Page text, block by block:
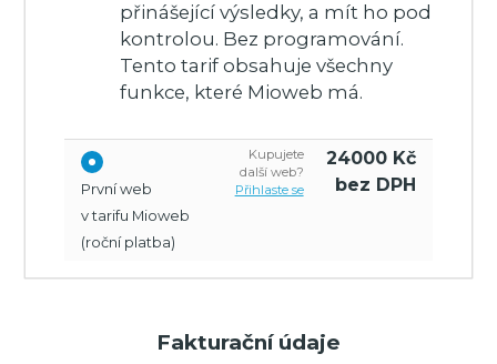
přinášející výsledky, a mít ho pod
kontrolou. Bez programování.
Tento tarif obsahuje všechny
funkce, které Mioweb má.
První web
v tarifu Mioweb
(roční platba)
Kupujete
další web?
Přihlaste se
24000 Kč
bez DPH
Fakturační údaje